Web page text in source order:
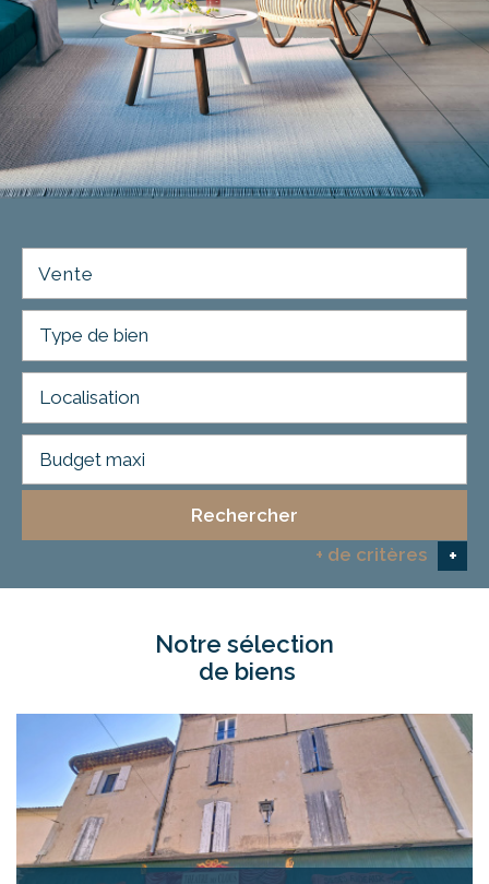
Vente
10KM 25KM
Critères supplémentaires
Piscine Parking Terrasse
Rechercher
+ de critères
+
notre sélection
de biens